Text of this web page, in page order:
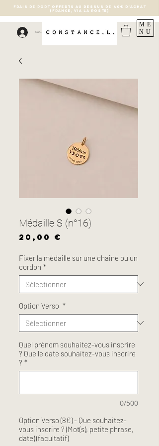
Connexion
FRAIS DE PORT OFFERTS AU DESSUS DE 40€ D'ACHAT
(France, via la poste)
ME
NU
Médaille S (n°16)
20,00 €
Fixer la médaille sur une chaine ou un
cordon *
Option Verso *
Quel prénom souhaitez-vous inscrire
? Quelle date souhaitez-vous inscrire
? *
0/500
Option Verso (8€) - Que souhaitez-
vous inscrire ? (Mot(s), petite phrase,
date) (facultatif)